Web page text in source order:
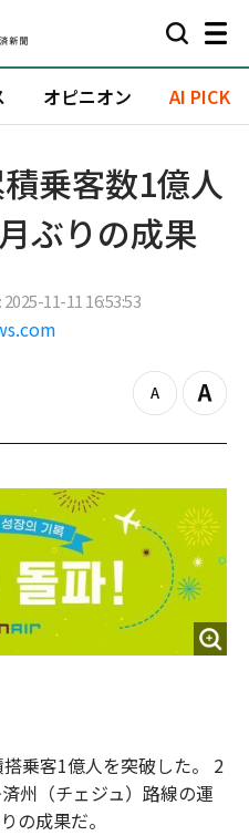
オピニオン AI PICK
乗客数1億人
ぶりの成果
2025-11-11 16:53:53
z
o
o
t
Z
o
i
n
乗客1億人を突破した。 2
州（チェジュ）路線の運
の成果だ。